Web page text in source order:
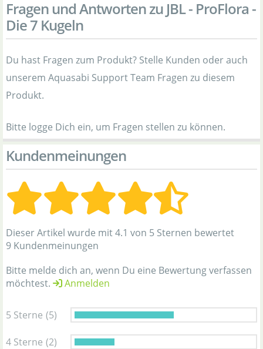
Fragen und Antworten zu JBL - ProFlora -
Die 7 Kugeln
Du hast Fragen zum Produkt? Stelle Kunden oder auch
unserem Aquasabi Support Team Fragen zu diesem
Produkt.
Bitte logge Dich ein, um Fragen stellen zu können.
Kundenmeinungen
Dieser Artikel wurde mit 4.1 von 5 Sternen bewertet
9 Kundenmeinungen
Bitte melde dich an, wenn Du eine Bewertung verfassen
möchtest.
Anmelden
5 Sterne (5)
4 Sterne (2)